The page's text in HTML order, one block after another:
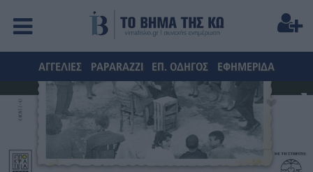
ΑΓΓΕΛΙΕΣ PAPARAZZI ΕΠ. ΟΔΗΓΟΣ ΕΦΗΜΕΡΙΔΑ